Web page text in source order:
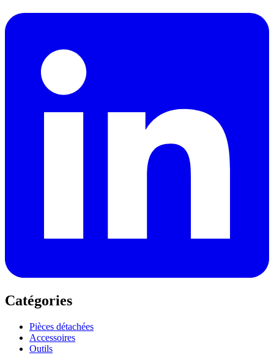
Catégories
Pièces détachées
Accessoires
Outils